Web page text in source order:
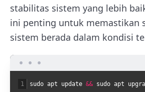
stabilitas sistem yang lebih
ini penting untuk memastikan
sistem berada dalam kondisi
1 sudo apt update && sudo apt